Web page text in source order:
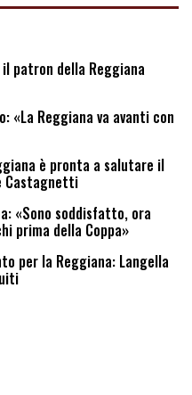
il patron della Reggiana
«La Reggiana va avanti con
è pronta a salutare il
Castagnetti
«Sono soddisfatto, ora
prima della Coppa»
per la Reggiana: Langella